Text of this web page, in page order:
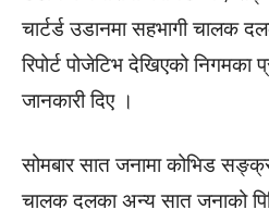
चार्टर्ड उडानमा सहभागी चालक
रिपोर्ट पोजेटिभ देखिएको
जानकारी दिए ।
सोमबार सात जनामा कोभिड
चालक दलका अन्य सात जनाको